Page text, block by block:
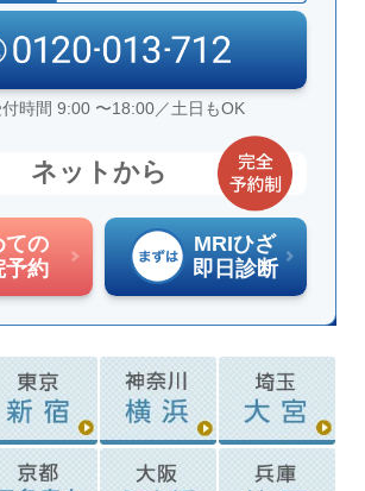
時間 9:00 〜18:00／土日もOK
ネットから
ての
予約
MRIひざ
即日診断